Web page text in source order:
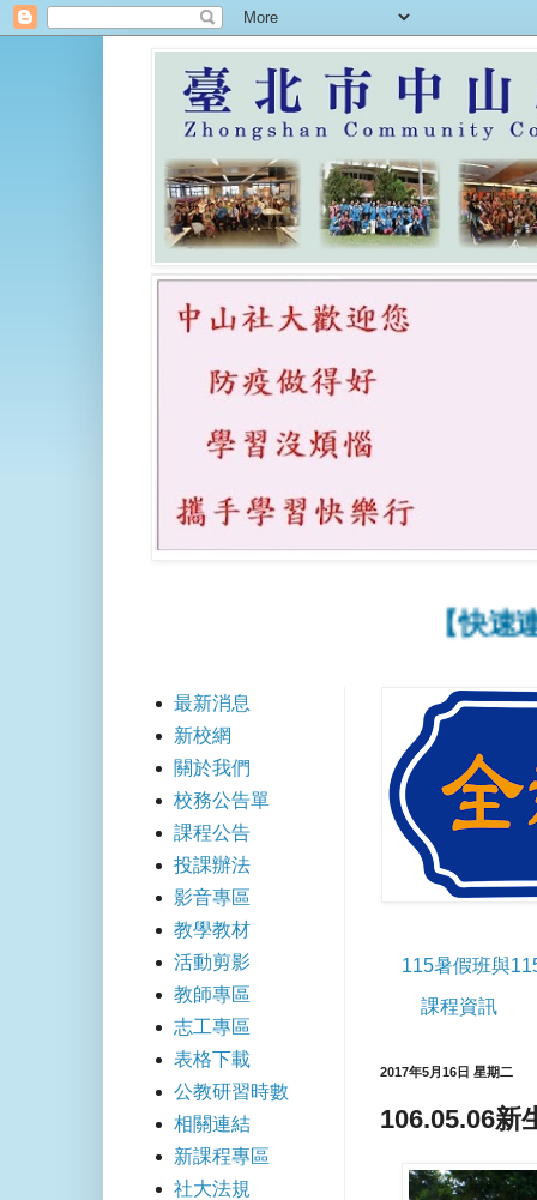
【快速連
115暑假班與
課程資訊
2017年5月16日 星期二
106.05.06新
最新消息
新校網
關於我們
校務公告單
課程公告
投課辦法
影音專區
教學教材
活動剪影
教師專區
志工專區
表格下載
公教研習時數
相關連結
新課程專區
社大法規